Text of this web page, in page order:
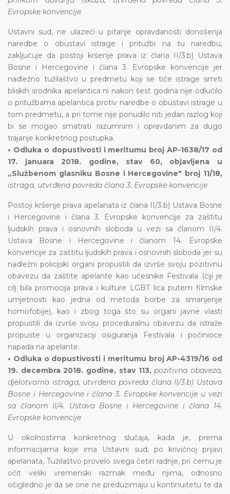
Evropske konvencije
Ustavni sud, ne ulazeći u pitanje opravdanosti donošenja
naredbe o obustavi istrage i pritužbi na tu naredbu,
zaključuje da postoji kršenje prava iz člana II/3.b) Ustava
Bosne i Hercegovine i člana 3. Evropske konvencije jer
nadležno tužilaštvo u predmetu koji se tiče istrage smrti
bliskih srodnika apelantica ni nakon šest godina nije odlučilo
o pritužbama apelantica protiv naredbe o obustavi istrage u
tom predmetu, a pri tome nije ponudilo niti jedan razlog koji
bi se mogao smatrati razumnim i opravdanim za dugo
trajanje konkretnog postupka.
• Odluka o dopustivosti i meritumu broj AP-1638/17 od
17. januara 2018. godine, stav 60, objavljena u
„Službenom glasniku Bosne i Hercegovine" broj 11/18,
istraga, utvrđena povreda člana 3. Evropske konvencije
Postoji kršenje prava apelanata iz člana II/3.b) Ustava Bosne
i Hercegovine i člana 3. Evropske konvencije za zaštitu
ljudskih prava i osnovnih sloboda u vezi sa članom II/4.
Ustava Bosne i Hercegovine i članom 14. Evropske
konvencije za zaštitu ljudskih prava i osnovnih sloboda jer su
nadležni policijski organi propustili da izvrše svoju pozitivnu
obavezu da zaštite apelante kao učesnike Festivala (čiji je
cilj bila promocija prava i kulture LGBT lica putem filmske
umjetnosti kao jedna od metoda borbe za smanjenje
homofobije), kao i zbog toga što su organi javne vlasti
propustili da izvrše svoju proceduralnu obavezu da istraže
propuste u organizaciji osiguranja Festivala i počinioce
napada na apelante.
• Odluka o dopustivosti i meritumu broj AP-4319/16 od
19. decembra 2018. godine, stav 113,pozitivna obaveza,
djelotvorna istraga, utvrđena povreda člana II/3.b) Ustava
Bosne i Hercegovine i člana 3. Evropske konvencije u vezi
sa članom II/4. Ustava Bosne i Hercegovine i člana 14.
Evropske konvencije
U okolnostima konkretnog slučaja, kada je, prema
informacijama koje ima Ustavni sud, po krivičnoj prijavi
apelanata, Tužilaštvo provelo svega četiri radnje, pri čemu je
očit veliki vremenski razmak među njima, odnosno
očigledno je da se one ne preduzimaju u kontinuitetu te da